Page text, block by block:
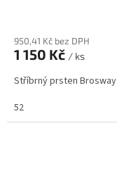
950,41 Kč bez DPH
1 150 Kč / ks
Stříbrný prsten Brosway
52